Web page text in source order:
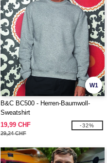
W1
B&C BC500 - Herren-Baumwoll-
Sweatshirt
19,99 CHF
29,24 CHF
-32%